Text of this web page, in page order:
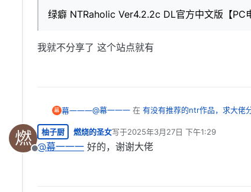
绿癖 NTRaholic Ver4.2.2c DL官方中文版【PC
我就不分享了 这个站点就有
幕 幕一一一@幕一一一 在 有没有推荐的ntr作品，求大佬
绿癖 NTRaholic Ver4.2.2c DL官方中文版
燃
离线
柚子厨 燃烧的圣女写于2025年3月27日 下午1:29
最后由 编辑
@幕一一一 好的，谢谢大佬